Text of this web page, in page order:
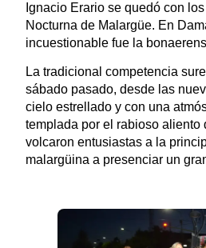
Ignacio Erario se quedó con
Nocturna de Malargüe. En
incuestionable fue la
La tradicional competencia
sábado pasado, desde las
cielo estrellado y con una
templada por el rabioso aliento
volcaron entusiastas a la
malargüina a presenciar un